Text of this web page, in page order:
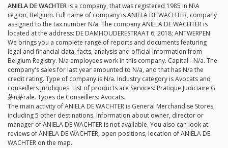
ANIELA DE WACHTER is a company, that was registered 1985 in N\A
region, Belgium. Full name of company is ANIELA DE WACHTER, company
assigned to the tax number N/a. The company ANIELA DE WACHTER is
located at the address: DE DAMHOUDERESTRAAT 6; 2018; ANTWERPEN.
We brings you a complete range of reports and documents featuring
legal and financial data, facts, analysis and official information from
Belgium Registry. N/a employees work in this company. Capital - N/a. The
company's sales for last year amounted to N/a, and that has N/a the
credit rating. Type of company is N/a. Industry category is Avocats and
conseillers juridiques. List of products are Services: Pratique Judiciaire G
茅n茅rale. Types de Conseillers: Avocats..
The main activity of ANIELA DE WACHTER is General Merchandise Stores,
including 5 other destinations. Information about owner, director or
manager of ANIELA DE WACHTER is not available. You also can look at
reviews of ANIELA DE WACHTER, open positions, location of ANIELA DE
WACHTER on the map.